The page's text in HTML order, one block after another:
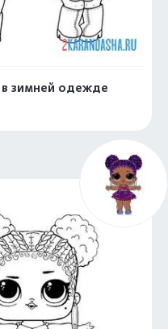
зимней одежде